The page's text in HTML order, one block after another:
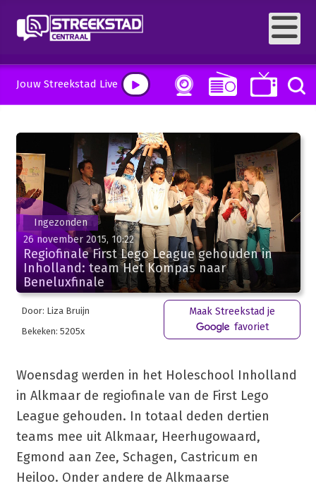
Jouw Streekstad Live
Ingezonden
26 november 2015, 10:22
Regiofinale First Lego League gehouden in
Inholland: team Het Kompas naar
Beneluxfinale
Door: Liza Bruijn
Bekeken: 5205x
Maak Streekstad je
favoriet
Woensdag werden in het Holeschool Inholland
in Alkmaar de regiofinale van de First Lego
League gehouden. In totaal deden dertien
teams mee uit Alkmaar, Heerhugowaard,
Egmond aan Zee, Schagen, Castricum en
Heiloo. Onder andere de Alkmaarse